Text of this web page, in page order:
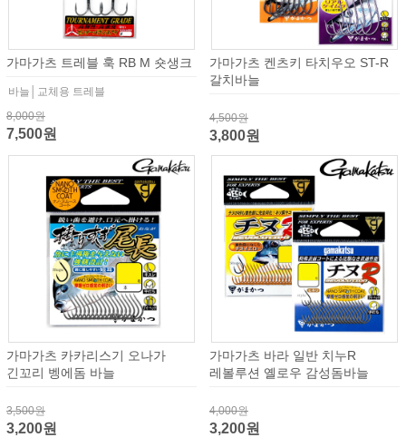
가마가츠 트레블 훅 RB M 숏생크
바늘│교체용 트레블
8,000원
7,500원
가마가츠 켄츠키 타치우오 ST-R
갈치바늘
4,500원
3,800원
가마가츠 카카리스기 오나가
긴꼬리 벵에돔 바늘
3,500원
3,200원
가마가츠 바라 일반 치누R
레볼루션 옐로우 감성돔바늘
4,000원
3,200원